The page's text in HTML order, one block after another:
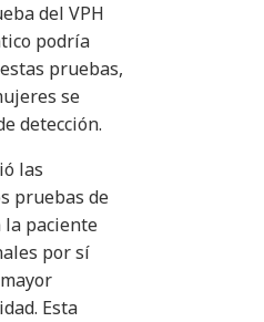
del VPH
podría
pruebas,
se
detección.
las
pruebas de
la paciente
por sí
Esta